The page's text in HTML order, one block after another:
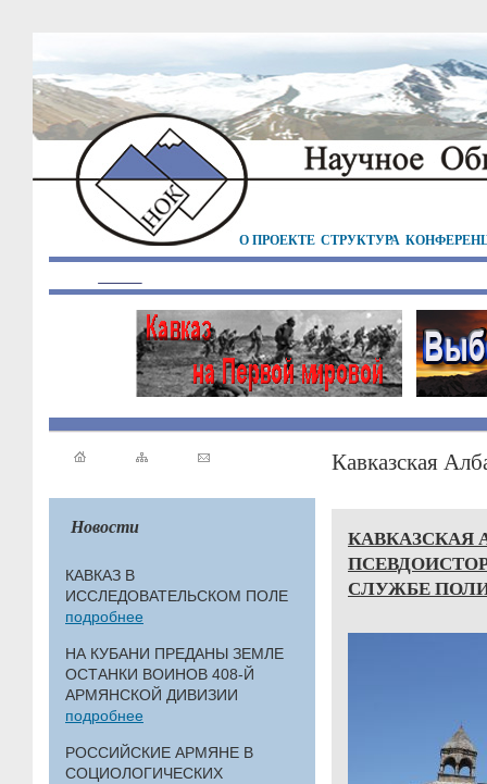
О ПРОЕКТЕ СТРУКТУРА
Новости
КАВКАЗ В
ИССЛЕДОВАТЕЛЬСКОМ ПОЛЕ
подробнее
НА КУБАНИ ПРЕДАНЫ ЗЕМЛЕ
ОСТАНКИ ВОИНОВ 408-Й
АРМЯНСКОЙ ДИВИЗИИ
подробнее
РОССИЙСКИЕ АРМЯНЕ В
СОЦИОЛОГИЧЕСКИХ
Кавказская
КАВКАЗСКАЯ
СЛУЖБЕ